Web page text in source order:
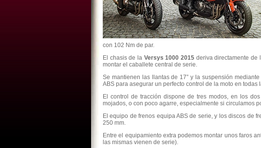
con 102 Nm de par.
El chasis de la Versys 1000 2015 deriva directamente de
montar el caballete central de serie.
Se mantienen las llantas de 17” y la suspensión
ABS para asegurar un perfecto control de la moto en todas
El control de tracción dispone de tres modos, en los
mojados, o con poco agarre, especialmente si circulamos
El equipo de frenos equipa ABS de serie, y los discos de
250 mm.
Entre el equipamiento extra podemos montar unos faros
las mismas vienen de serie).